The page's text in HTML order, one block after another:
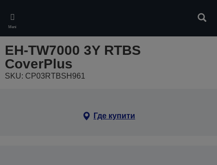
main
content
Meni
EH-TW7000 3Y RTBS
CoverPlus
SKU: CP03RTBSH961
Где купити